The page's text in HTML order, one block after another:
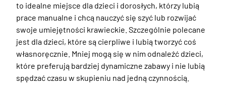
to idealne miejsce dla dzieci i dorosłych, którzy lubią
prace manualne i chcą nauczyć się szyć lub rozwijać
swoje umiejętności krawieckie. Szczególnie polecane
jest dla dzieci, które są cierpliwe i lubią tworzyć coś
własnoręcznie. Mniej mogą się w nim odnaleźć dzieci,
które preferują bardziej dynamiczne zabawy i nie lubią
spędzać czasu w skupieniu nad jedną czynnością.